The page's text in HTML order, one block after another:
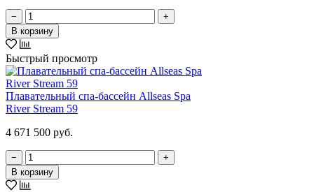
−
+
В корзину
Быстрый просмотр
Плавательный спа-бассейн Allseas Spa
River Stream 59
4 671 500 руб.
−
+
В корзину